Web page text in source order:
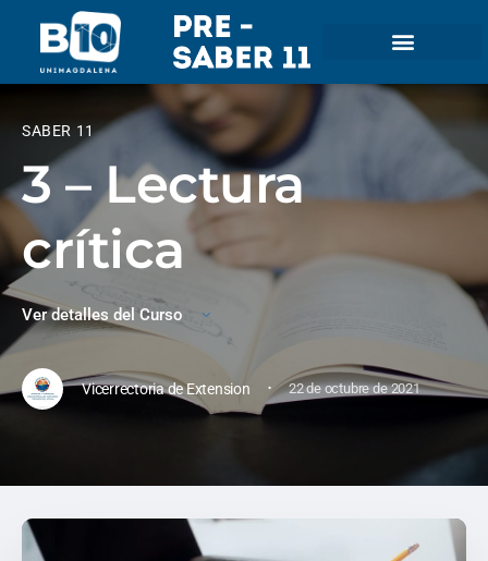
SABER 11
3 – Lectura
crítica
Ver detalles del Curso
Vicerrectoria de Extension · 22 de octubre de 2021